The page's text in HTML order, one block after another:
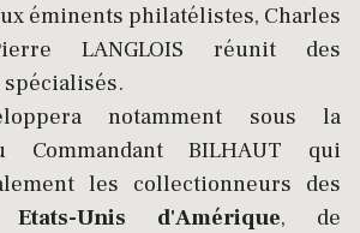
éminents philatélistes, Charles
LANGLOIS réunit des
notamment sous la
Commandant BILHAUT qui
les collectionneurs des
Etats-Unis d'Amérique, de